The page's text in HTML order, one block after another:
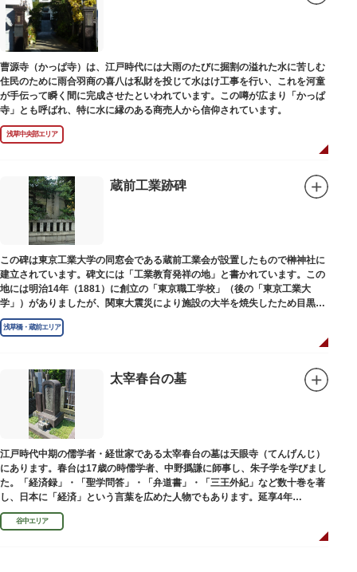
曹源寺（かっぱ寺）は、江戸時代には大雨のたびに掘割の溢れた水に苦しむ
住民のために雨合羽商の喜八は私財を投じて水はけ工事を行い、これを河童
が手伝って瞬く間に完成させたといわれています。この噂が広まり「かっぱ
寺」とも呼ばれ、特に水に縁のある商売人から信仰されています。
浅草中央部エリア
蔵前工業跡碑
この碑は東京工業大学の同窓会である蔵前工業会が設置したもので榊神社に
建立されています。碑文には「工業教育発祥の地」と書かれています。この
地には明治14年（1881）に創立の「東京職工学校」（後の「東京工業大
学」）がありましたが、関東大震災により施設の大半を焼失したため目黒に
移転しました。
浅草橋・蔵前エリア
太宰春台の墓
江戸時代中期の儒学者・経世家である太宰春台の墓は天眼寺（てんげんじ）
にあります。春台は17歳の時儒学者、中野撝謙に師事し、朱子学を学びまし
た。「経済録」・「聖学問答」・「弁道書」・「三王外紀」など数十巻を著
し、日本に「経済」という言葉を広めた人物でもあります。延享4年
（1747）に没しました。
谷中エリア